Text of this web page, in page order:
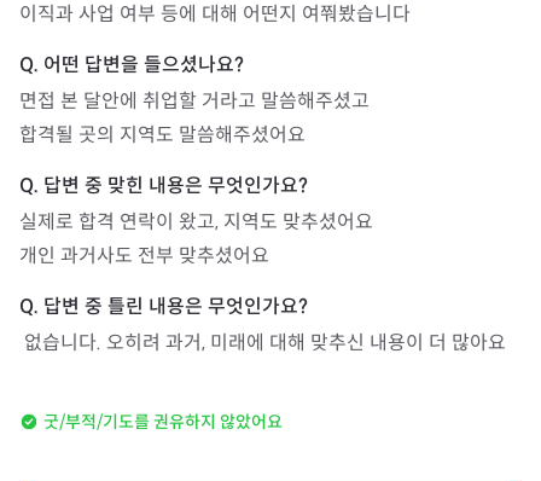
이직과 사업 여부 등에 대해 어떤지 여쭤봤습니다
면접 본 달안에 취업할 거라고 말씀해주셨고
합격될 곳의 지역도 말씀해주셨어요
실제로 합격 연락이 왔고, 지역도 맞추셨어요
개인 과거사도 전부 맞추셨어요
없습니다. 오히려 과거, 미래에 대해 맞추신 내용이 더 많아요
굿/부적/기도를 권유하지 않았어요